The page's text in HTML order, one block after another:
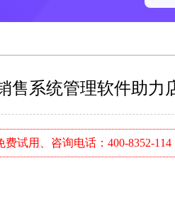
售系统管理软件助力
费试用、咨询电话：400-8352-114